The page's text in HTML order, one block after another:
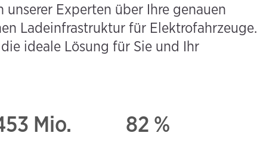
unserer Experten über Ihre genauen
Ladeinfrastruktur für Elektrofahrzeuge.
ideale Lösung für Sie und Ihr
Mio. 82 %